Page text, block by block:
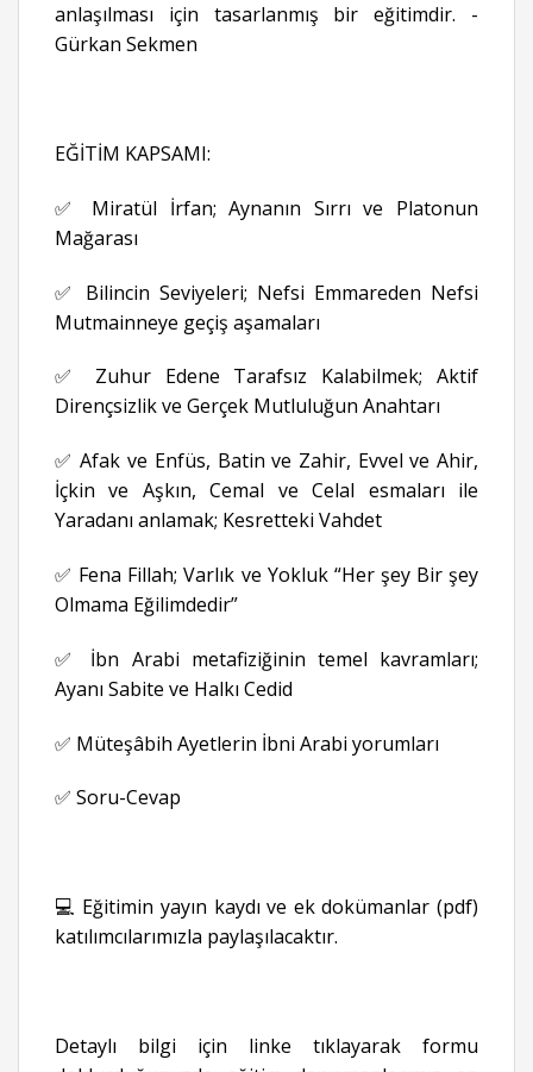
anlaşılması için tasarlanmış bir eğitimdir. -
Gürkan Sekmen
EĞİTİM KAPSAMI:
✅ Miratül İrfan; Aynanın Sırrı ve Platonun
Mağarası
✅ Bilincin Seviyeleri; Nefsi Emmareden Nefsi
Mutmainneye geçiş aşamaları
✅ Zuhur Edene Tarafsız Kalabilmek; Aktif
Dirençsizlik ve Gerçek Mutluluğun Anahtarı
✅ Afak ve Enfüs, Batin ve Zahir, Evvel ve Ahir,
İçkin ve Aşkın, Cemal ve Celal esmaları ile
Yaradanı anlamak; Kesretteki Vahdet
✅ Fena Fillah; Varlık ve Yokluk “Her şey Bir şey
Olmama Eğilimdedir”
✅ İbn Arabi metafiziğinin temel kavramları;
Ayanı Sabite ve Halkı Cedid
✅ Müteşâbih Ayetlerin İbni Arabi yorumları
✅ Soru-Cevap
💻 Eğitimin yayın kaydı ve ek dokümanlar (pdf)
katılımcılarımızla paylaşılacaktır.
Detaylı bilgi için linke tıklayarak formu